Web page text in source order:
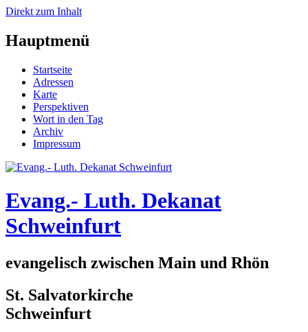
Direkt zum Inhalt
Hauptmenü
Startseite
Adressen
Karte
Perspektiven
Wort in den Tag
Archiv
Impressum
Evang.- Luth. Dekanat
Schweinfurt
evangelisch zwischen Main und Rhön
St. Salvatorkirche
Schweinfurt